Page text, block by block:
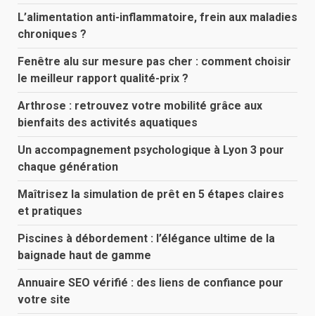
L’alimentation anti-inflammatoire, frein aux maladies
chroniques ?
Fenêtre alu sur mesure pas cher : comment choisir
le meilleur rapport qualité-prix ?
Arthrose : retrouvez votre mobilité grâce aux
bienfaits des activités aquatiques
Un accompagnement psychologique à Lyon 3 pour
chaque génération
Maîtrisez la simulation de prêt en 5 étapes claires
et pratiques
Piscines à débordement : l’élégance ultime de la
baignade haut de gamme
Annuaire SEO vérifié : des liens de confiance pour
votre site